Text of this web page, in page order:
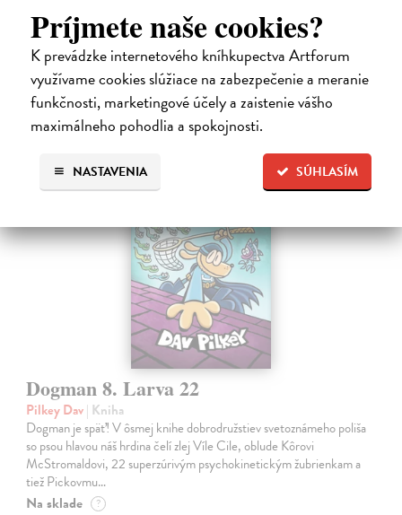
Príjmete naše cookies?
K prevádzke internetového kníhkupectva Artforum
využívame cookies slúžiace na zabezpečenie a meranie
funkčnosti, marketingové účely a zaistenie vášho
maximálneho pohodlia a spokojnosti.
SÚHLASÍM
NASTAVENIA
predstavuje, ako jej hovorí, že ju miluje.
Na sklade
17,10 €
18,00 € ?
na sklade
Dogman 8. Larva 22
Pilkey Dav| Kniha
Dogman je späť! V ôsmej knihe dobrodružstiev svetoznámeho poliša
so psou hlavou náš hrdina čelí zlej Víle Cile, oblude Kôrovi
McStromaldovi, 22 superzúrivým psychokinetickým žubrienkam a
tiež Pickovmu…
Na sklade ?